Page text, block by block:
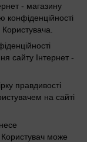
- магазину
конфіденційності
сайту Інтернет -
правдивості
на сайті
Користувач може